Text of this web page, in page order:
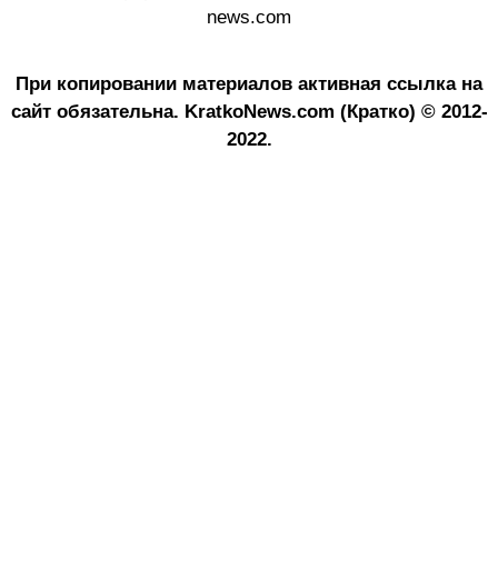
news.com
При копировании материалов активная ссылка на
сайт обязательна. KratkoNews.com (Кратко) © 2012-
2022.